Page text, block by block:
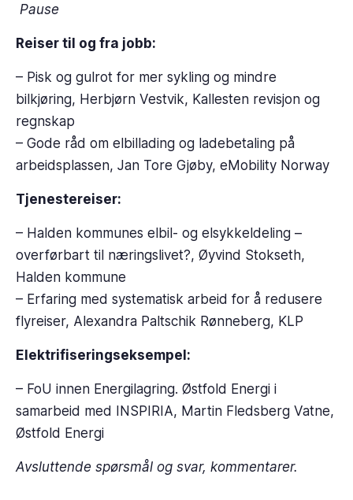
Pause
Reiser til og fra jobb:
– Pisk og gulrot for mer sykling og mindre
bilkjøring, Herbjørn Vestvik, Kallesten revisjon og
regnskap
– Gode råd om elbillading og ladebetaling på
arbeidsplassen, Jan Tore Gjøby, eMobility Norway
Tjenestereiser:
– Halden kommunes elbil- og elsykkeldeling –
overførbart til næringslivet?, Øyvind Stokseth,
Halden kommune
– Erfaring med systematisk arbeid for å redusere
flyreiser, Alexandra Paltschik Rønneberg, KLP
Elektrifiseringseksempel:
– FoU innen Energilagring. Østfold Energi i
samarbeid med INSPIRIA, Martin Fledsberg Vatne,
Østfold Energi
Avsluttende spørsmål og svar, kommentarer.